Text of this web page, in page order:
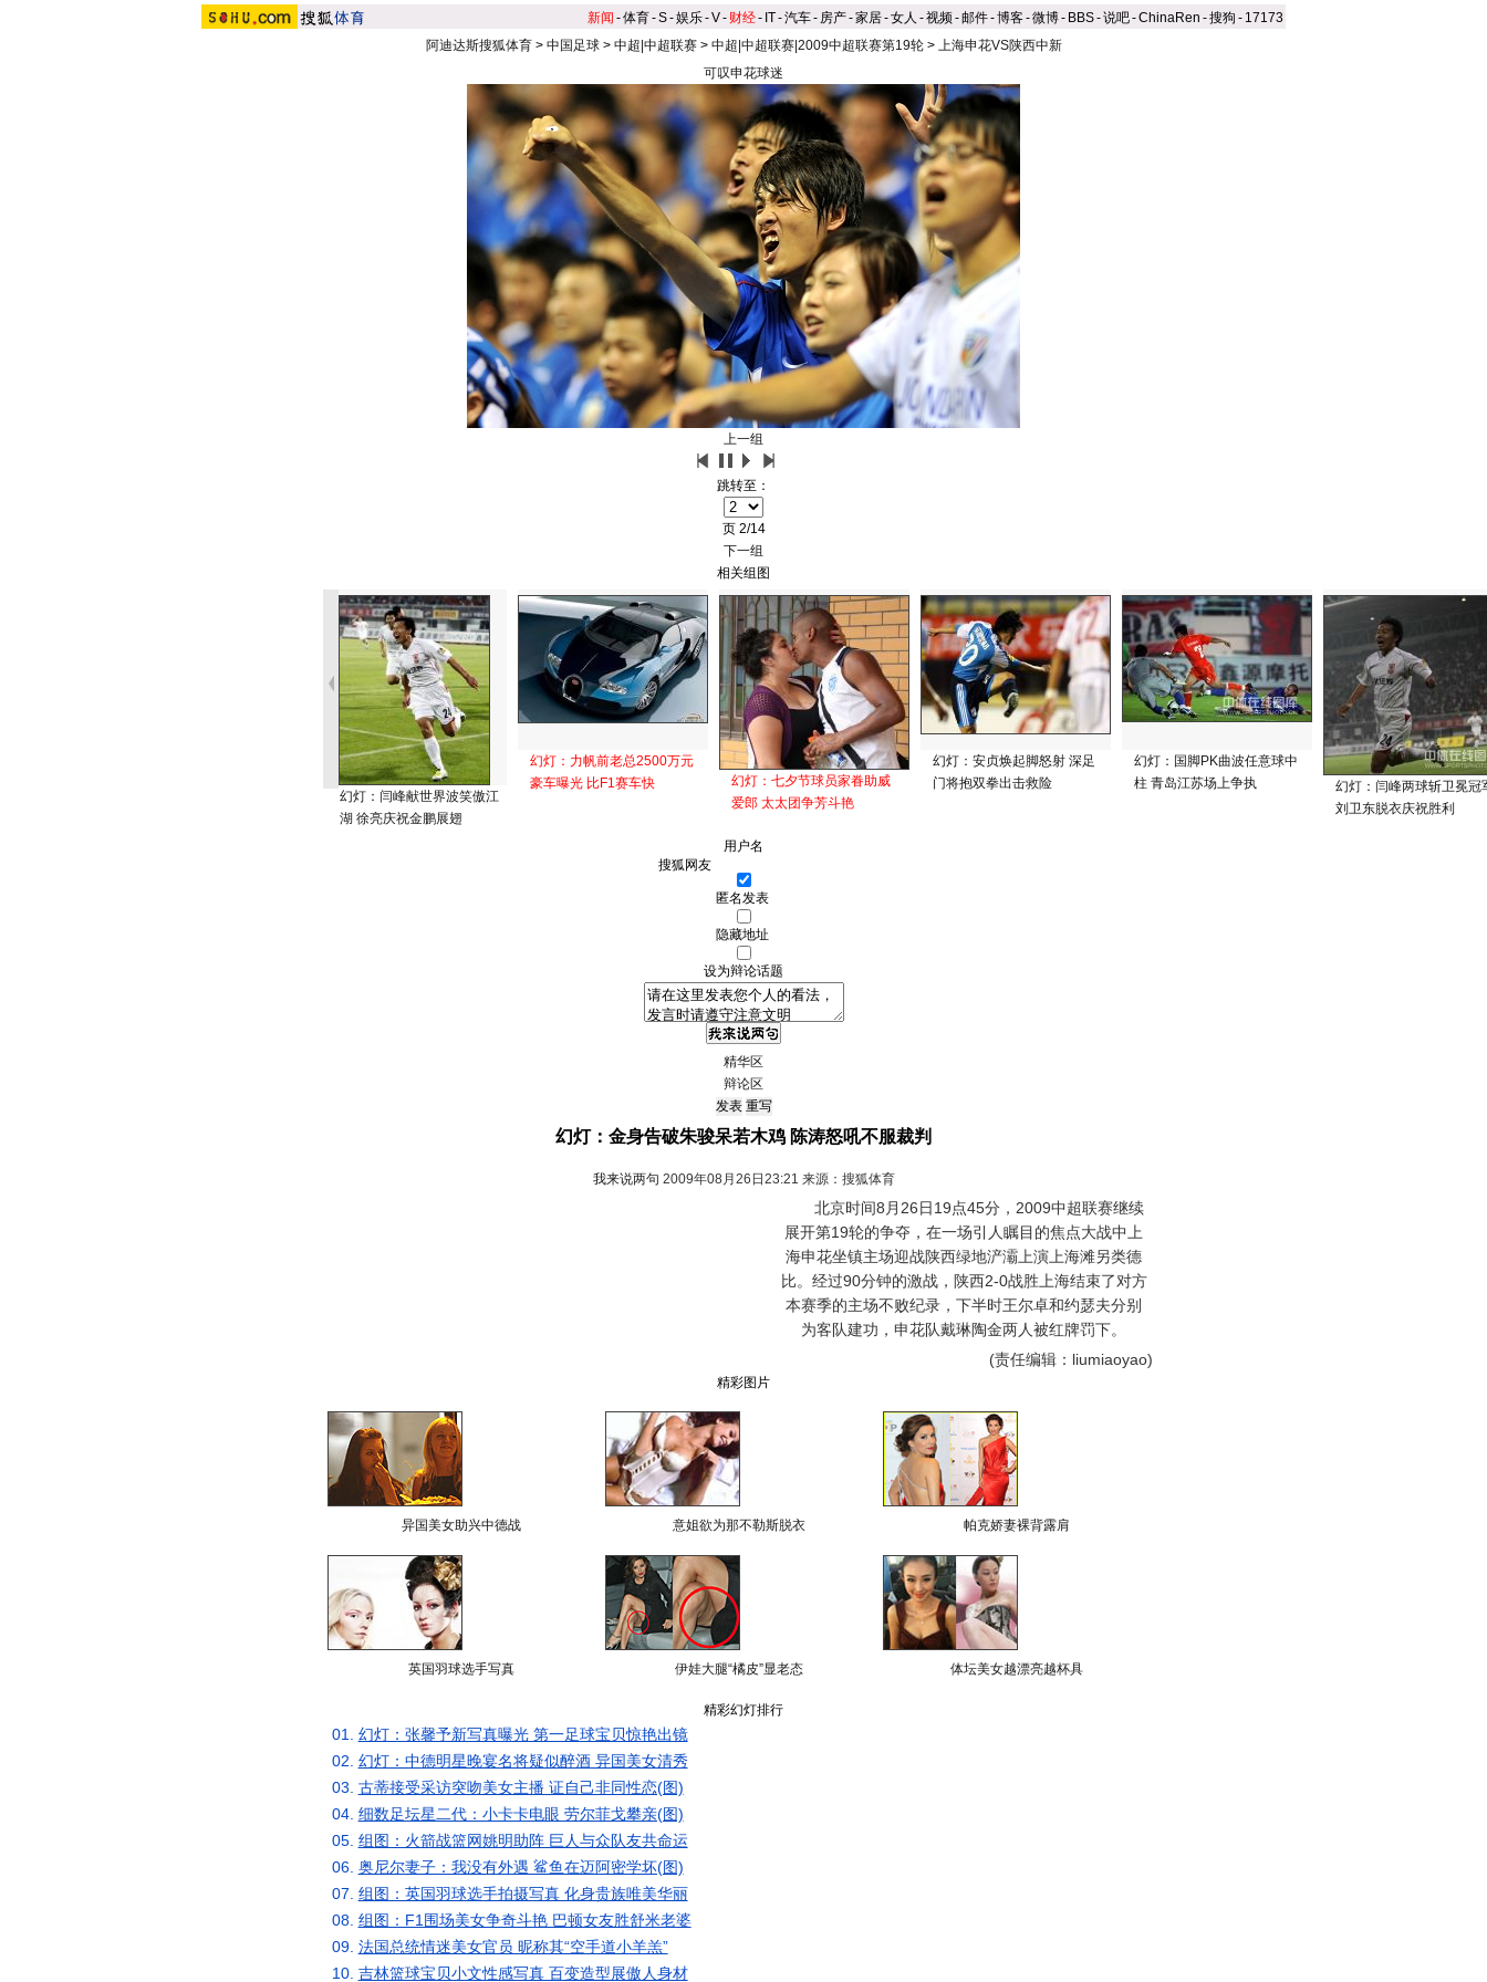
新闻 -体育-S-娱乐-V- 财经- IT-汽车- 房产-家居-女人 -视频-邮件-博客-微博- BBS-说吧-ChinaRen -搜狗 - 17173
阿迪达斯搜狐体育> 中国足球> 中超|中超联赛> 中超|中超联赛|2009中超联赛第19轮> 上海申花VS陕西中新
可叹申花球迷
上一组
跳转至：
页 2/14
下一组
相关组图
幻灯：闫峰献世界波笑傲江
湖 徐亮庆祝金鹏展翅
幻灯：力帆前老总2500万元
豪车曝光 比F1赛车快
幻灯：七夕节球员家眷助威
爱郎 太太团争芳斗艳
幻灯：安贞焕起脚怒射 深足
门将抱双拳出击救险
幻灯：国脚PK曲波任意球中
柱 青岛江苏场上争执
幻灯：闫峰两球斩卫冕冠
刘卫东脱衣庆祝胜利
用户名
匿名发表
隐藏地址
设为辩论话题
精华区
辩论区
幻灯：金身告破朱骏呆若木鸡 陈涛怒吼不服裁判
我来说两句 2009年08月26日23:21 来源：搜狐体育
北京时间8月26日19点45分，2009中超联赛继续
展开第19轮的争夺，在一场引人瞩目的焦点大战中上
海申花坐镇主场迎战陕西绿地浐灞上演上海滩另类德
比。经过90分钟的激战，陕西2-0战胜上海结束了对方
本赛季的主场不败纪录，下半时王尔卓和约瑟夫分别
为客队建功，申花队戴琳陶金两人被红牌罚下。
(责任编辑：liumiaoyao)
精彩图片
异国美女助兴中德战 意姐欲为那不勒斯脱衣 帕克娇妻裸背露肩
英国羽球选手写真 伊娃大腿“橘皮”显老态 体坛美女越漂亮越杯具
精彩幻灯排行
01. 幻灯：张馨予新写真曝光 第一足球宝贝惊艳出镜
02. 幻灯：中德明星晚宴名将疑似醉酒 异国美女清秀
03. 古蒂接受采访突吻美女主播 证自己非同性恋(图)
04. 细数足坛星二代：小卡卡电眼 劳尔菲戈攀亲(图)
05. 组图：火箭战篮网姚明助阵 巨人与众队友共命运
06. 奥尼尔妻子：我没有外遇 鲨鱼在迈阿密学坏(图)
07. 组图：英国羽球选手拍摄写真 化身贵族唯美华丽
08. 组图：F1围场美女争奇斗艳 巴顿女友胜舒米老婆
09. 法国总统情迷美女官员 昵称其“空手道小羊羔”
10. 吉林篮球宝贝小文性感写真 百变造型展傲人身材